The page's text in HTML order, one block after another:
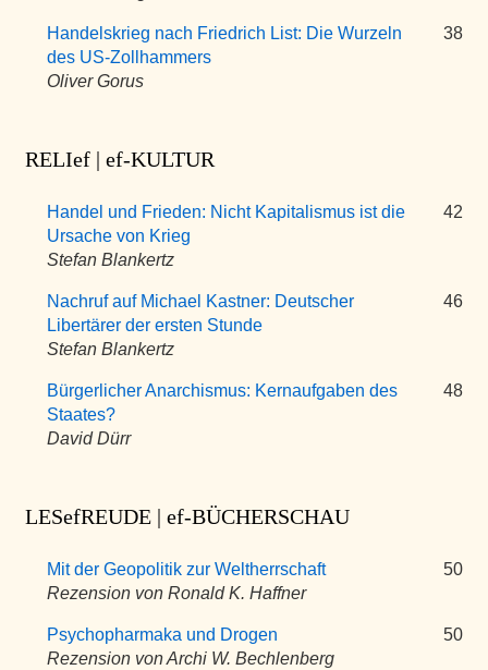
Handelskrieg nach Friedrich List: Die Wurzeln
des US-Zollhammers
Oliver Gorus
38
RELIef | ef-KULTUR
Handel und Frieden: Nicht Kapitalismus ist die
Ursache von Krieg
Stefan Blankertz
42
Nachruf auf Michael Kastner: Deutscher
Libertärer der ersten Stunde
Stefan Blankertz
46
Bürgerlicher Anarchismus: Kernaufgaben des
Staates?
David Dürr
48
LESefREUDE | ef-BÜCHERSCHAU
Mit der Geopolitik zur Weltherrschaft
Rezension von Ronald K. Haffner
50
Psychopharmaka und Drogen
Rezension von Archi W. Bechlenberg
50